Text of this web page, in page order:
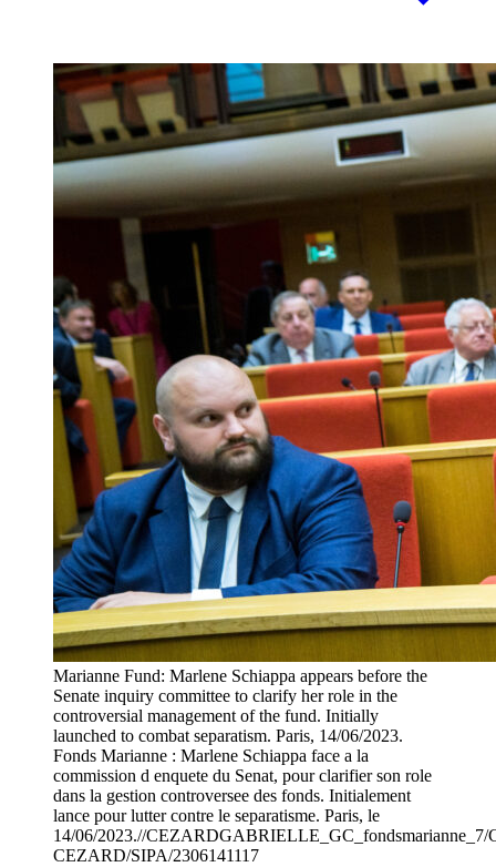
Marianne Fund: Marlene Schiappa appears before the
Senate inquiry committee to clarify her role in the
controversial management of the fund. Initially
launched to combat separatism. Paris, 14/06/2023.
Fonds Marianne : Marlene Schiappa face a la
commission d enquete du Senat, pour clarifier son role
dans la gestion controversee des fonds. Initialement
lance pour lutter contre le separatisme. Paris, le
14/06/2023.//CEZARDGABRIELLE_GC_fondsmarianne_7/
CEZARD/SIPA/2306141117